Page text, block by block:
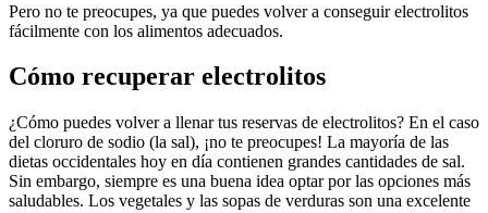
Pero no te preocupes, ya que puedes volver a conseguir electrolitos
fácilmente con los alimentos adecuados.
Cómo recuperar electrolitos
¿Cómo puedes volver a llenar tus reservas de electrolitos? En el caso
del cloruro de sodio (la sal), ¡no te preocupes! La mayoría de las
dietas occidentales hoy en día contienen grandes cantidades de sal.
Sin embargo, siempre es una buena idea optar por las opciones más
saludables. Los vegetales y las sopas de verduras son una excelente